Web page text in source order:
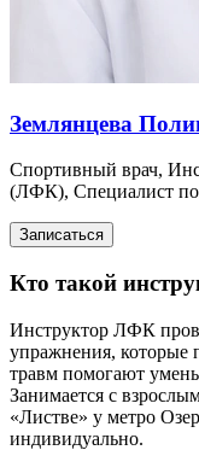
Землянцева
Спортивный врач,
(ЛФК), Специалист по
Записаться
Кто такой
Инструктор ЛФК
упражнения, которые
травм помогают
Занимается с
«Листве» у метро
индивидуально.